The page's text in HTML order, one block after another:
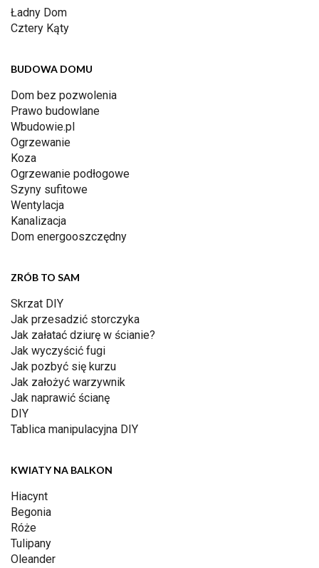
Ładny Dom
Cztery Kąty
BUDOWA DOMU
Dom bez pozwolenia
Prawo budowlane
Wbudowie.pl
Ogrzewanie
Koza
Ogrzewanie podłogowe
Szyny sufitowe
Wentylacja
Kanalizacja
Dom energooszczędny
ZRÓB TO SAM
Skrzat DIY
Jak przesadzić storczyka
Jak załatać dziurę w ścianie?
Jak wyczyścić fugi
Jak pozbyć się kurzu
Jak założyć warzywnik
Jak naprawić ścianę
DIY
Tablica manipulacyjna DIY
KWIATY NA BALKON
Hiacynt
Begonia
Róże
Tulipany
Oleander